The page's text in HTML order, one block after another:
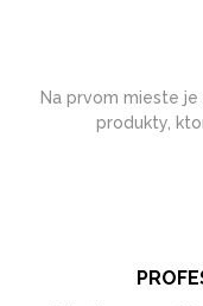
Na prvom mieste
produkty,